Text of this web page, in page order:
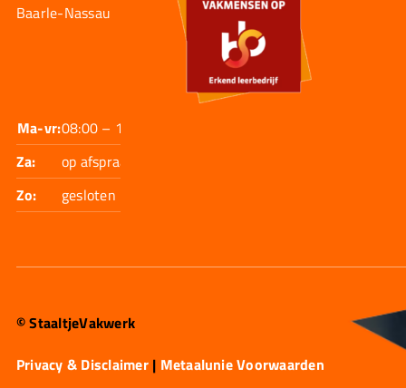
Baarle-Nassau
Ma-vr:08:00 – 17:30
Za:
op afspraak
Zo:
gesloten
© StaaltjeVakwerk
Privacy & Disclaimer| Metaalunie Voorwaarden